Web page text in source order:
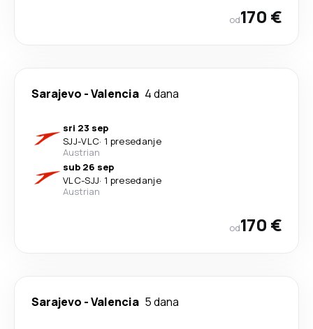
od170 €
Sarajevo -Valencia 4 dana
sri 23 sep
SJJ-VLC· 1 presedanje
Austrian
sub 26 sep
VLC-SJJ· 1 presedanje
Austrian
od170 €
Sarajevo -Valencia 5 dana